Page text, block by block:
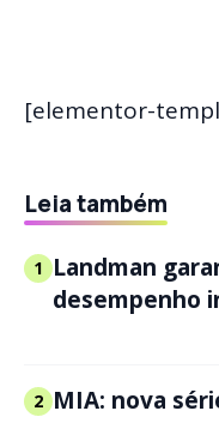
[elementor-
Leia também
1 Landman
desempenho
2 MIA: nova